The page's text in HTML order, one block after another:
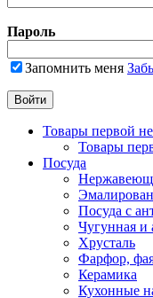
Пароль
Запомнить меня
Товары первой
Товары
Посуда
Посуда с
Чугунная и
Хрусталь
Фарфор,
Керамика
Кухонные